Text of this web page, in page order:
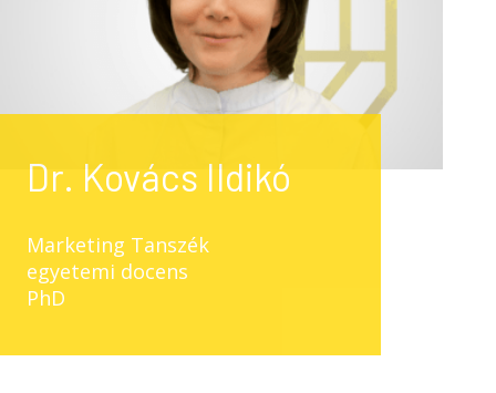
Dr. Kovács Ildikó
Marketing Tanszék
egyetemi docens
PhD